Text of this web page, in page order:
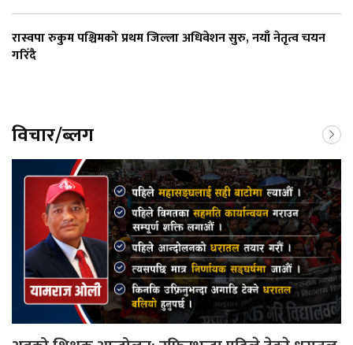
रास्वपा रुकुम पश्चिमको प्रथम जिल्ला अधिवेशन सुरु, नयाँ नेतृत्व चयन
गरिँदै
विचार/ब्लग